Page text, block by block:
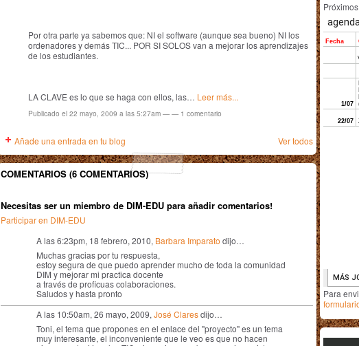
Por otra parte ya sabemos que: NI el software (aunque sea bueno) NI los
ordenadores y demás TIC... POR SI SOLOS van a mejorar los aprendizajes
de los estudiantes.
LA CLAVE es lo que se haga con ellos, las… Leer más...
Publicado el 22 mayo, 2009 a las 5:27am — — 1 comentario
Añade una entrada en tu blog Ver todos
COMENTARIOS (6 COMENTARIOS)
Necesitas ser un miembro de DIM-EDU para añadir comentarios!
Participar en DIM-EDU
A las 6:23pm, 18 febrero, 2010, Barbara Imparato dijo…
Muchas gracias por tu respuesta,
estoy segura de que puedo aprender mucho de toda la comunidad
DIM y mejorar mi practica docente
a través de proficuas colaboraciones.
Saludos y hasta pronto
A las 10:50am, 26 mayo, 2009, José Claresdijo…
Toni, el tema que propones en el enlace del "proyecto" es un tema
muy interesante, el inconveniente que le veo es que no hacen
Para